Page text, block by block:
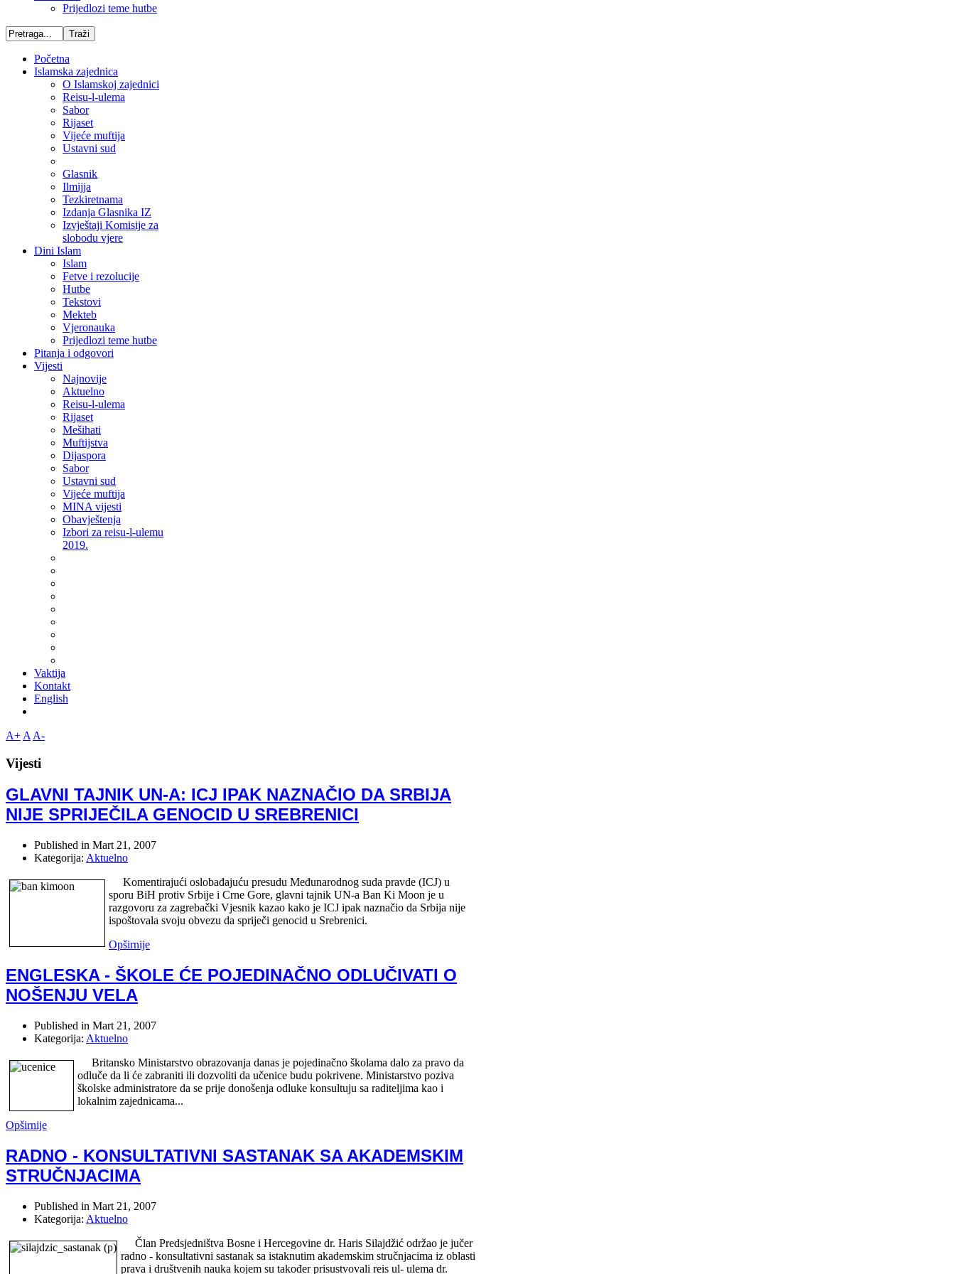
Prijedlozi teme hutbe
Početna
Islamska zajednica
O Islamskoj zajednici
Reisu-l-ulema
Sabor
Rijaset
Vijeće muftija
Ustavni sud
Glasnik
Ilmijja
Tezkiretnama
Izdanja Glasnika IZ
Izvještaji Komisije za
slobodu vjere
Dini Islam
Islam
Fetve i rezolucije
Hutbe
Tekstovi
Mekteb
Vjeronauka
Prijedlozi teme hutbe
Pitanja i odgovori
Vijesti
Najnovije
Aktuelno
Reisu-l-ulema
Rijaset
Mešihati
Muftijstva
Dijaspora
Sabor
Ustavni sud
Vijeće muftija
MINA vijesti
Obavještenja
Izbori za reisu-l-ulemu
2019.
Vaktija
Kontakt
English
A+ A A-
Vijesti
GLAVNI TAJNIK UN-A: ICJ IPAK NAZNAČIO DA SRBIJA
NIJE SPRIJEČILA GENOCID U SREBRENICI
Published in Mart 21, 2007
Kategorija: Aktuelno
Komentirajući oslobađajuću presudu Međunarodnog suda pravde (ICJ) u
sporu BiH protiv Srbije i Crne Gore, glavni tajnik UN-a Ban Ki Moon je u
razgovoru za zagrebački Vjesnik kazao kako je ICJ ipak naznačio da Srbija nije
ispoštovala svoju obvezu da spriječi genocid u Srebrenici.
Opširnije
ENGLESKA - ŠKOLE ĆE POJEDINAČNO ODLUČIVATI O
NOŠENJU VELA
Published in Mart 21, 2007
Kategorija: Aktuelno
Britansko Ministarstvo obrazovanja danas je pojedinačno školama dalo za pravo da
odluče da li će zabraniti ili dozvoliti da učenice budu pokrivene. Ministarstvo poziva
školske administratore da se prije donošenja odluke konsultuju sa raditeljima kao i
lokalnim zajednicama...
Opširnije
RADNO - KONSULTATIVNI SASTANAK SA AKADEMSKIM
STRUČNJACIMA
Published in Mart 21, 2007
Kategorija: Aktuelno
Član Predsjedništva Bosne i Hercegovine dr. Haris Silajdžić održao je jučer
radno - konsultativni sastanak sa istaknutim akademskim stručnjacima iz oblasti
prava i društvenih nauka kojem su također prisustvovali reis ul- ulema dr.